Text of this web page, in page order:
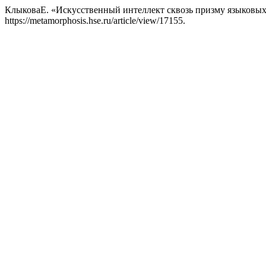
КлыковаЕ. «Искусственный интеллект сквозь призму
https://metamorphosis.hse.ru/article/view/17155.